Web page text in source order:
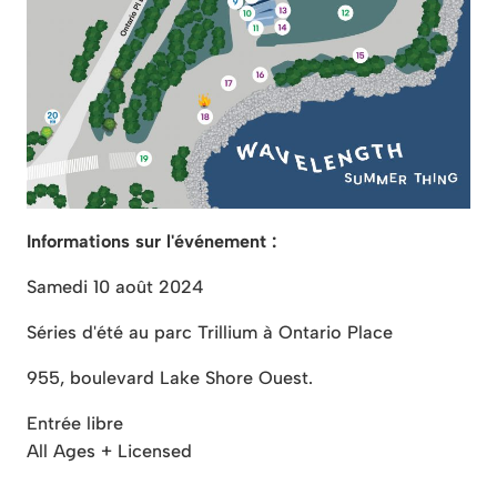
Informations sur l'événement :
Samedi 10 août 2024
Séries d'été au parc Trillium à Ontario Place
955, boulevard Lake Shore Ouest.
Entrée libre
All Ages + Licensed